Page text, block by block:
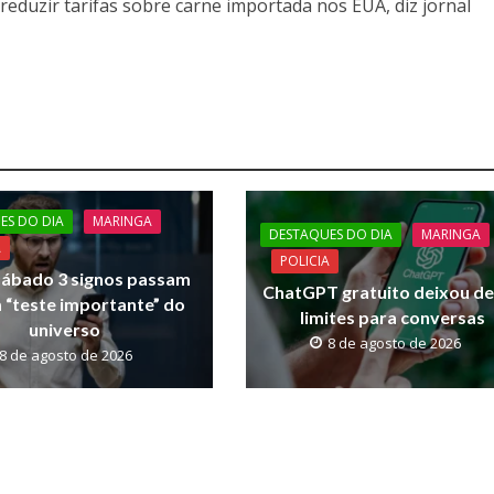
tarifas sobre carne importada nos EUA, diz jornal
DO DIA
MARINGA
3 signos passam
“teste importante” do
universo
8 de agosto de 2026
DESTAQUES DO DIA
MARINGA
POLICIA
ChatGPT gratuito deixou
limites para conversas
8 de agosto de 2026